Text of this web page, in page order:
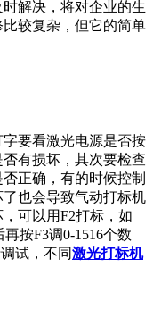
解决，将对企业的生
较复杂，但它的简单
要看激光电源是否按
有损坏，其次要检查
正确，有的时候控制
也会导致气动打标机
可以用F2打标，如
按F3调0-1516个数
试，不同激光打标机